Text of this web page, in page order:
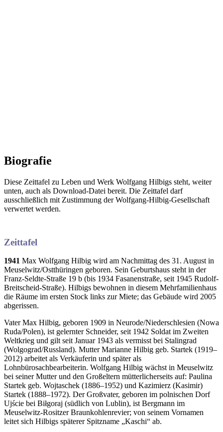
Biografie
Diese Zeittafel zu Leben und Werk Wolfgang Hilbigs steht, weiter
unten, auch als Download-Datei bereit. Die Zeittafel darf
ausschließlich mit Zustimmung der Wolfgang-Hilbig-Gesellschaft
verwertet werden.
Zeittafel
1941 Max Wolfgang Hilbig wird am Nachmittag des 31. August in
Meuselwitz/Ostthüringen geboren. Sein Geburtshaus steht in der
Franz-Seldte-Straße 19 b (bis 1934 Fasanenstraße, seit 1945 Rudolf-
Breitscheid-Straße). Hilbigs bewohnen in diesem Mehrfamilienhaus
die Räume im ersten Stock links zur Miete; das Gebäude wird 2005
abgerissen.
Vater Max Hilbig, geboren 1909 in Neurode/Niederschlesien (Nowa
Ruda/Polen), ist gelernter Schneider, seit 1942 Soldat im Zweiten
Weltkrieg und gilt seit Januar 1943 als vermisst bei Stalingrad
(Wolgograd/Russland). Mutter Marianne Hilbig geb. Startek (1919–
2012) arbeitet als Verkäuferin und später als
Lohnbürosachbearbeiterin. Wolfgang Hilbig wächst in Meuselwitz
bei seiner Mutter und den Großeltern mütterlicherseits auf: Paulina
Startek geb. Wojtaschek (1886–1952) und Kazimierz (Kasimir)
Startek (1888–1972). Der Großvater, geboren im polnischen Dorf
Ujście bei Biłgoraj (südlich von Lublin), ist Bergmann im
Meuselwitz-Rositzer Braunkohlenrevier; von seinem Vornamen
leitet sich Hilbigs späterer Spitzname „Kaschi“ ab.